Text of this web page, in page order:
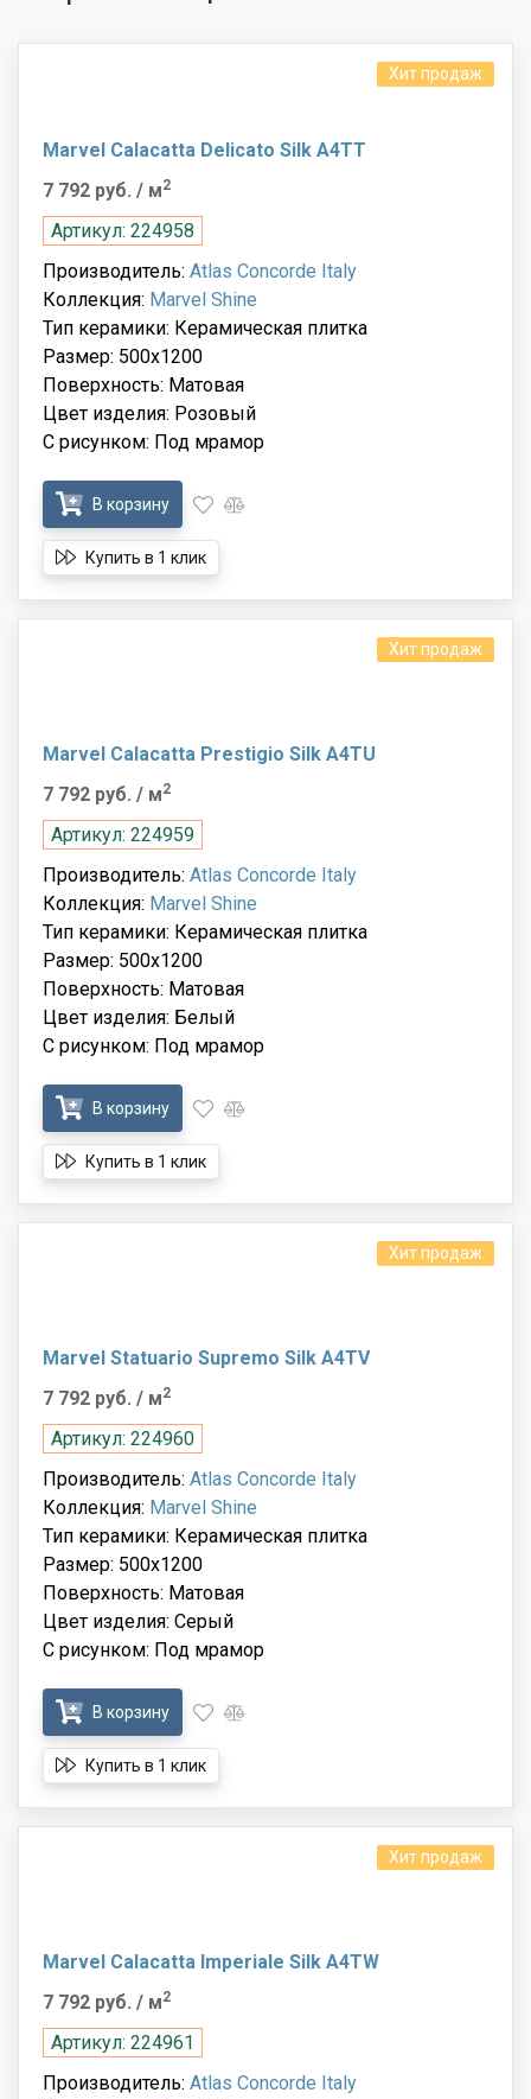
Хит продаж
Marvel Calacatta Delicato Silk A4TT
7 792 руб. / м2
Артикул: 224958
Производитель: Atlas Concorde Italy
Коллекция: Marvel Shine
Тип керамики: Керамическая плитка
Размер: 500x1200
Поверхность: Матовая
Цвет изделия: Розовый
С рисунком: Под мрамор
В корзину
Купить в 1 клик
Хит продаж
Marvel Calacatta Prestigio Silk A4TU
7 792 руб. / м2
Артикул: 224959
Производитель: Atlas Concorde Italy
Коллекция: Marvel Shine
Тип керамики: Керамическая плитка
Размер: 500x1200
Поверхность: Матовая
Цвет изделия: Белый
С рисунком: Под мрамор
В корзину
Купить в 1 клик
Хит продаж
Marvel Statuario Supremo Silk A4TV
7 792 руб. / м2
Артикул: 224960
Производитель: Atlas Concorde Italy
Коллекция: Marvel Shine
Тип керамики: Керамическая плитка
Размер: 500x1200
Поверхность: Матовая
Цвет изделия: Серый
С рисунком: Под мрамор
В корзину
Купить в 1 клик
Хит продаж
Marvel Calacatta Imperiale Silk A4TW
7 792 руб. / м2
Артикул: 224961
Производитель: Atlas Concorde Italy